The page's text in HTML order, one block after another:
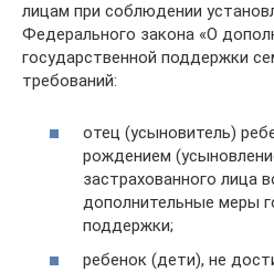
лицам при соблюдении
Федерального закона «О
государственной поддержки
требований:
отец (усыновитель)
рождением
застрахованного лица
дополнительные меры
поддержки;
ребенок (дети), не